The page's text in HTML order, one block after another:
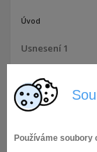
Používáme
Úvod
Usnesení 1
30.11.2018